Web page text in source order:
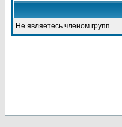
Не являетесь членом групп